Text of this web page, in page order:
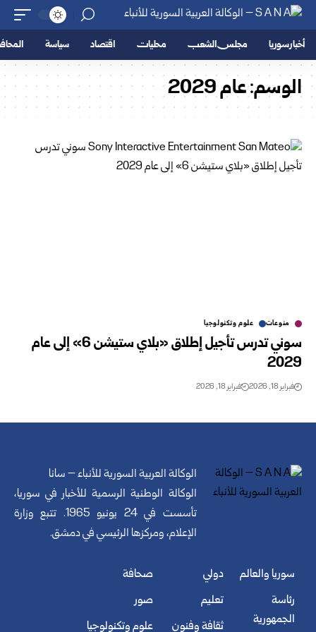
أخبار سوريا مجلس الشعب محليات اقتصاد سياسة
الوسم:عام 2029
منوعات علوم وتكنولوجيا
سوني تدرس تأجيل إطلاق «بلاي ستيشن 6» إلى عام
2029
فبراير 18, 2026 فبراير 18, 2026
الوكالة العربية السورية للأنباء – سانا
الوكالة الوطنية الرسمية للأخبار في سوريا،
تأسست في 24 يونيو 1965. تتبع وزارة
الإعلام، ومركزها الرئيسي في دمشق.
سوريا والعالم
رئاسة
الجمهورية
دولي
تعليم
ثقافة وفنون
صحافة
صور
علوم وتكنولوجيا